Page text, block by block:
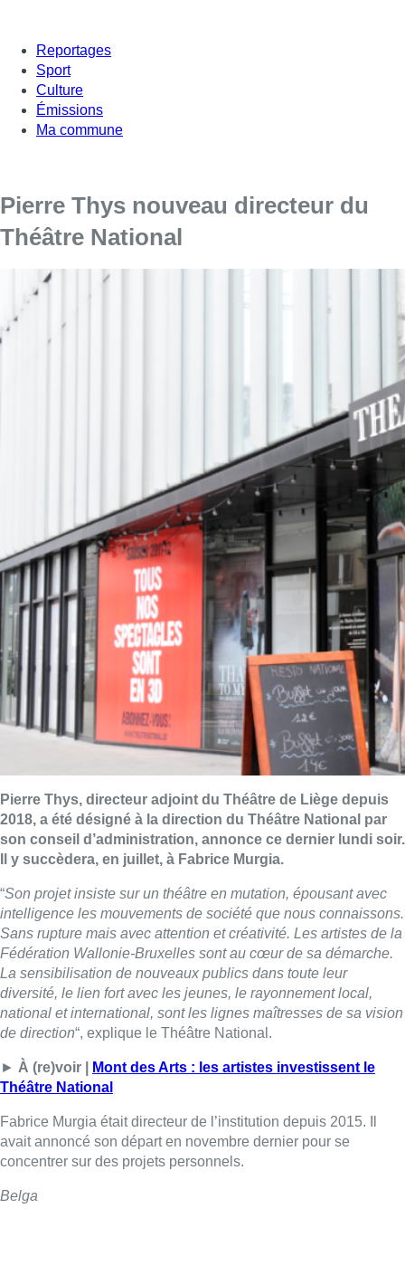
Reportages
Sport
Culture
Émissions
Ma commune
Pierre Thys nouveau directeur du
Théâtre National
Pierre Thys, directeur adjoint du Théâtre de Liège depuis
2018, a été désigné à la direction du Théâtre National par
son conseil d’administration, annonce ce dernier lundi soir.
Il y succèdera, en juillet, à Fabrice Murgia.
“Son projet insiste sur un théâtre en mutation, épousant avec
intelligence les mouvements de société que nous connaissons.
Sans rupture mais avec attention et créativité. Les artistes de la
Fédération Wallonie-Bruxelles sont au cœur de sa démarche.
La sensibilisation de nouveaux publics dans toute leur
diversité, le lien fort avec les jeunes, le rayonnement local,
national et international, sont les lignes maîtresses de sa vision
de direction“, explique le Théâtre National.
► À (re)voir |
Mont des Arts : les artistes investissent le
Théâtre National
Fabrice Murgia était directeur de l’institution depuis 2015. Il
avait annoncé son départ en novembre dernier pour se
concentrer sur des projets personnels.
Belga